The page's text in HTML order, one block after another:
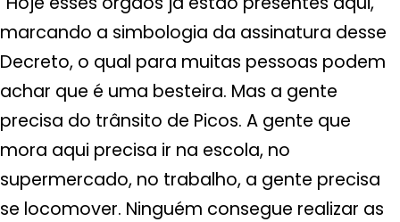
marcando a simbologia da assinatura desse
Decreto, o qual para muitas pessoas podem
achar que é uma besteira. Mas a gente
precisa do trânsito de Picos. A gente que
mora aqui precisa ir na escola, no
supermercado, no trabalho, a gente precisa
se locomover. Ninguém consegue realizar as